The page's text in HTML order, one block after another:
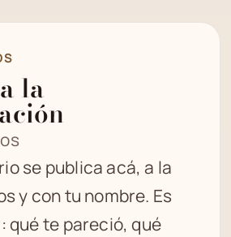
la
se publica acá, a la
y con tu nombre. Es
qué te pareció, qué